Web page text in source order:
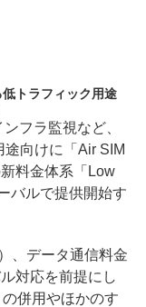
トラフィック用途
フラ監視など、
向けに「Air SIM
料金体系「Low
バルで提供開始す
、データ通信料金
対応を前提にし
併用やほかのす